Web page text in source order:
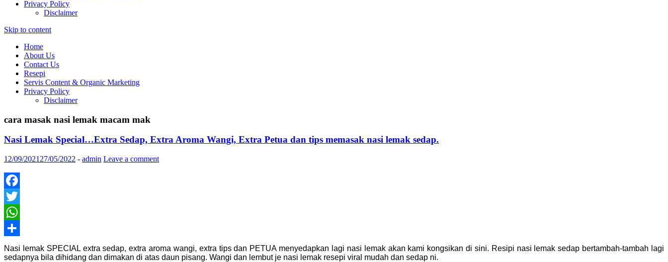
Privacy Policy
Disclaimer
Skip to content
Home
About Us
Contact Us
Resepi
Servis Content & Organic Marketing
Privacy Policy
Disclaimer
cara masak nasi lemak macam mak
Nasi Lemak Special…Extra Sedap, Extra Aroma Wangi, Extra Petua dan tips memasak nasi lemak sedap.
12/09/2021 27/05/2022 - admin Leave a comment
Facebook
Twitter
WhatsApp
Share
Nasi lemak SPECIAL extra sedap, extra aroma wangi, extra tips dan PETUA menyedapkan lagi nasi lemak akan kami kongsikan di sini. Resipi nasi lemak sedap bertambah-tambah lagi
sedapnya bila dihidang dan dimakan di atas daun pisang. Wangi dan lembut je nasi lemak resepi viral mudah dan sedap ni.